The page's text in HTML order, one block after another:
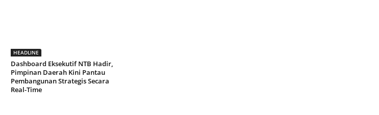
HEADLINE
Dashboard Eksekutif NTB Hadir,
Pimpinan Daerah Kini Pantau
Pembangunan Strategis Secara
Real-Time